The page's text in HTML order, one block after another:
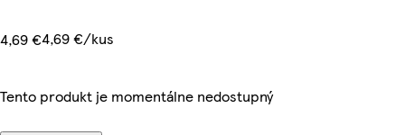
4,69 €4,69 €/kus
Tento produkt je momentálne nedostupný